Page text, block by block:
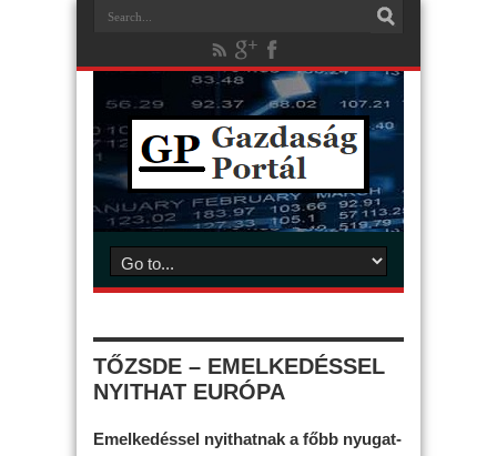
TŐZSDE – EMELKEDÉSSEL
NYITHAT EURÓPA
Emelkedéssel nyithatnak a főbb nyugat-